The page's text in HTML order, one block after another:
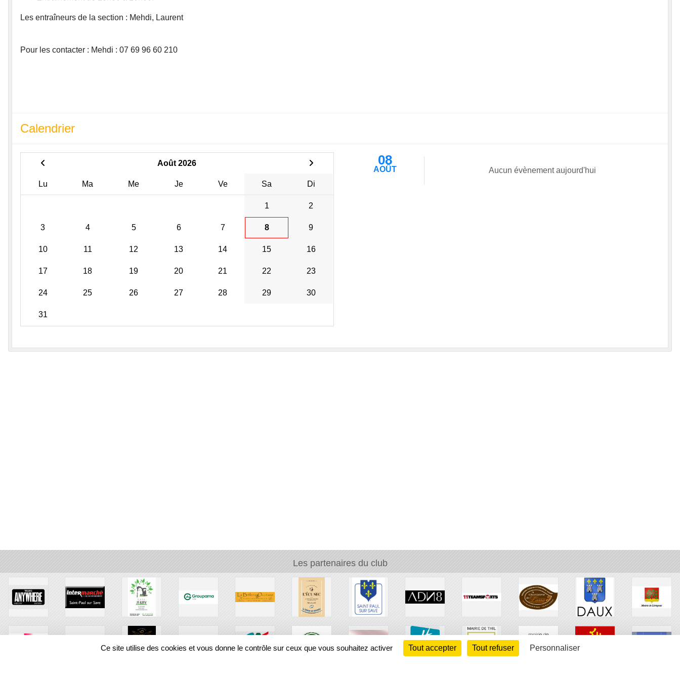
Les entraîneurs de la section : Mehdi, Laurent
Pour les contacter : Mehdi : 07 69 96 60 210
Calendrier
Août 2026
Lu Ma Me Je Ve Sa Di
1 2
3 4 5 6 7 8 9
10 11 12 13 14 15 16
17 18 19 20 21 22 23
24 25 26 27 28 29 30
31
08
AOÛT Aucun évènement aujourd'hui
Les partenaires du club
Ce site utilise des cookies et vous donne le contrôle sur ceux que vous souhaitez activer Tout accepter Tout refuser Personnaliser